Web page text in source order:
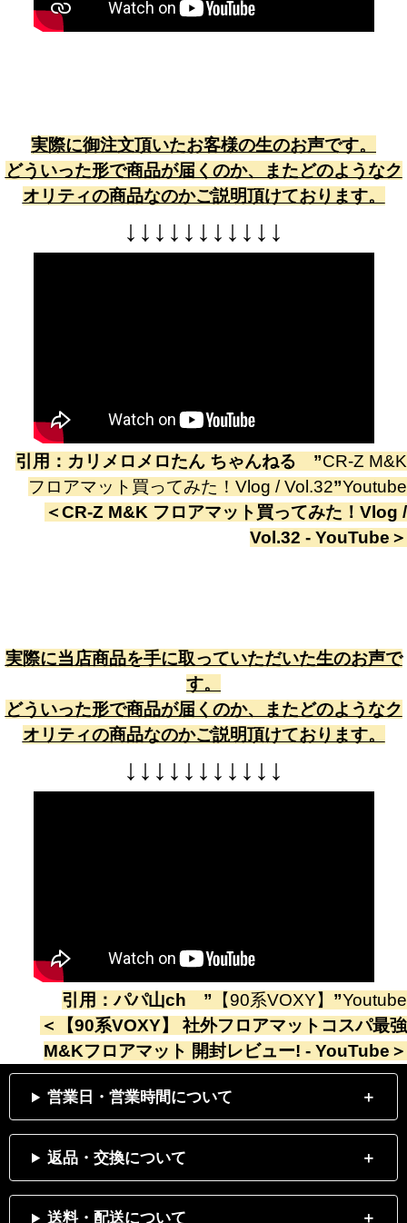
実際に御注文頂いたお客様の生のお声です。
どういった形で商品が届くのか、またどのようなク
オリティの商品なのかご説明頂けております。
↓ ↓ ↓ ↓ ↓ ↓ ↓ ↓ ↓ ↓ ↓
引用： カリメロメロたん ちゃんねる ”CR-Z M&K
フロアマット買ってみた！Vlog / Vol.32”Youtube
＜CR-Z M&K フロアマット買ってみた！Vlog /
Vol.32 - YouTube ＞
実際に当店商品を手に取っていただいた生のお声で
す。
どういった形で商品が届くのか、またどのようなク
オリティの商品なのかご説明頂けております。
↓ ↓ ↓ ↓ ↓ ↓ ↓ ↓ ↓ ↓ ↓
引用：パパ山ch ” 【90系VOXY】 ”Youtube
＜
【90系VOXY】 社外フロアマットコスパ最強
M&Kフロアマット 開封レビュー! - YouTube ＞
営業日・営業時間について
返品・交換について
送料・配送について